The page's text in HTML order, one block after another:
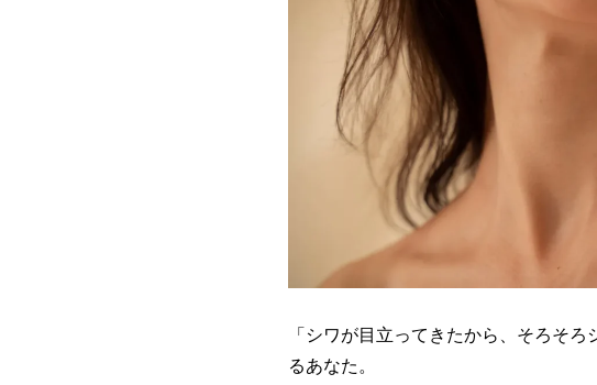
「シワが目立ってきたから、そろそ
るあなた。